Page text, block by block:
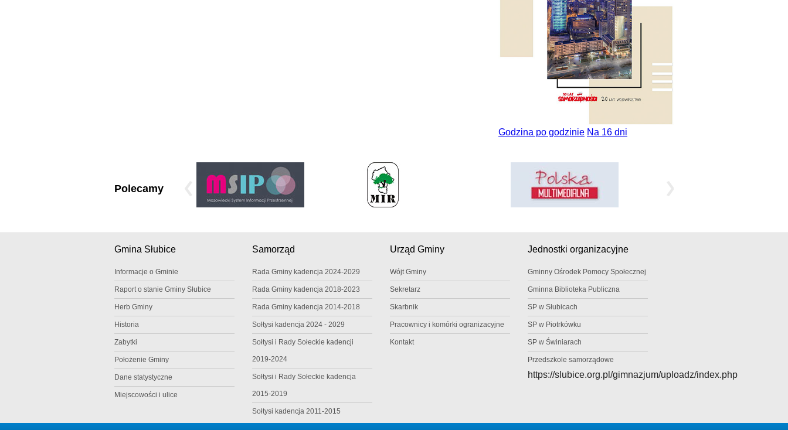
Godzina po godzinie Na 16 dni
Polecamy
Gmina Słubice
Informacje o Gminie
Raport o stanie Gminy Słubice
Herb Gminy
Historia
Zabytki
Położenie Gminy
Dane statystyczne
Miejscowości i ulice
Samorząd
Rada Gminy kadencja 2024-2029
Rada Gminy kadencja 2018-2023
Rada Gminy kadencja 2014-2018
Sołtysi kadencja 2024 - 2029
Sołtysi i Rady Sołeckie kadencji
2019-2024
Sołtysi i Rady Sołeckie kadencja
2015-2019
Sołtysi kadencja 2011-2015
Urząd Gminy
Wójt Gminy
Sekretarz
Skarbnik
Pracownicy i komórki ogranizacyjne
Kontakt
Jednostki organizacyjne
Gminny Ośrodek Pomocy Społecznej
Gminna Biblioteka Publiczna
SP w Słubicach
SP w Piotrkówku
SP w Świniarach
Przedszkole samorządowe
https://slubice.org.pl/gimnazjum/uploadz/index.php